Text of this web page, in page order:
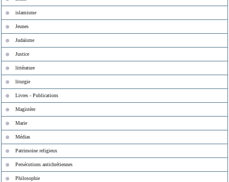
islamisme
Jeunes
Judaïsme
Justice
littérature
liturgie
Livres - Publications
Magistère
Marie
Médias
Patrimoine religieux
Persécutions antichrétiennes
Philosophie